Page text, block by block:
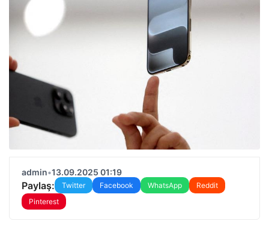
admin•13.09.2025 01:19
Paylaş: Twitter Facebook WhatsApp
Reddit
Pinterest